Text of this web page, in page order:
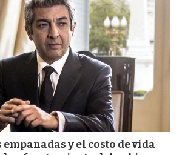
y el costo de vida